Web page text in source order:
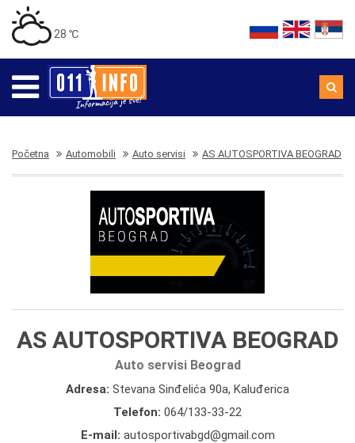
28 ℃
Početna Automobili Auto servisi AS AUTOSPORTIVA BEOGRAD
AS AUTOSPORTIVA BEOGRAD
Auto servisi Beograd
Adresa: Stevana Sinđelića 90a, Kaluđerica
Telefon: 064/133-33-22
E-mail: autosportivabgd@gmail.com